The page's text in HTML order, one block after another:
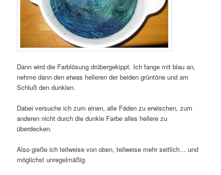
Dann wird die Farblösung drübergekippt. Ich fange mit blau an,
nehme dann den etwas helleren der beiden grüntöne und am
Schluß den dunklen.
Dabei versuche ich zum einen, alle Fäden zu erwischen, zum
anderen nicht durch die dunkle Farbe alles hellere zu
überdecken.
Also gieße ich teilweise von oben, teilweise mehr seitlich… und
möglichst unregelmäßig.